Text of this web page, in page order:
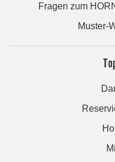
Fragen zum
Muster-